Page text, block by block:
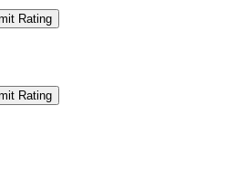
Rating
Rating